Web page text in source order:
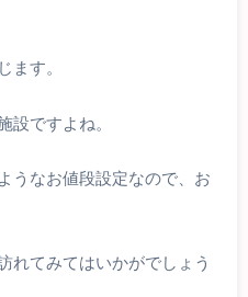
ます。
設ですよね。
うなお値段設定なので、お
れてみてはいかがでしょう